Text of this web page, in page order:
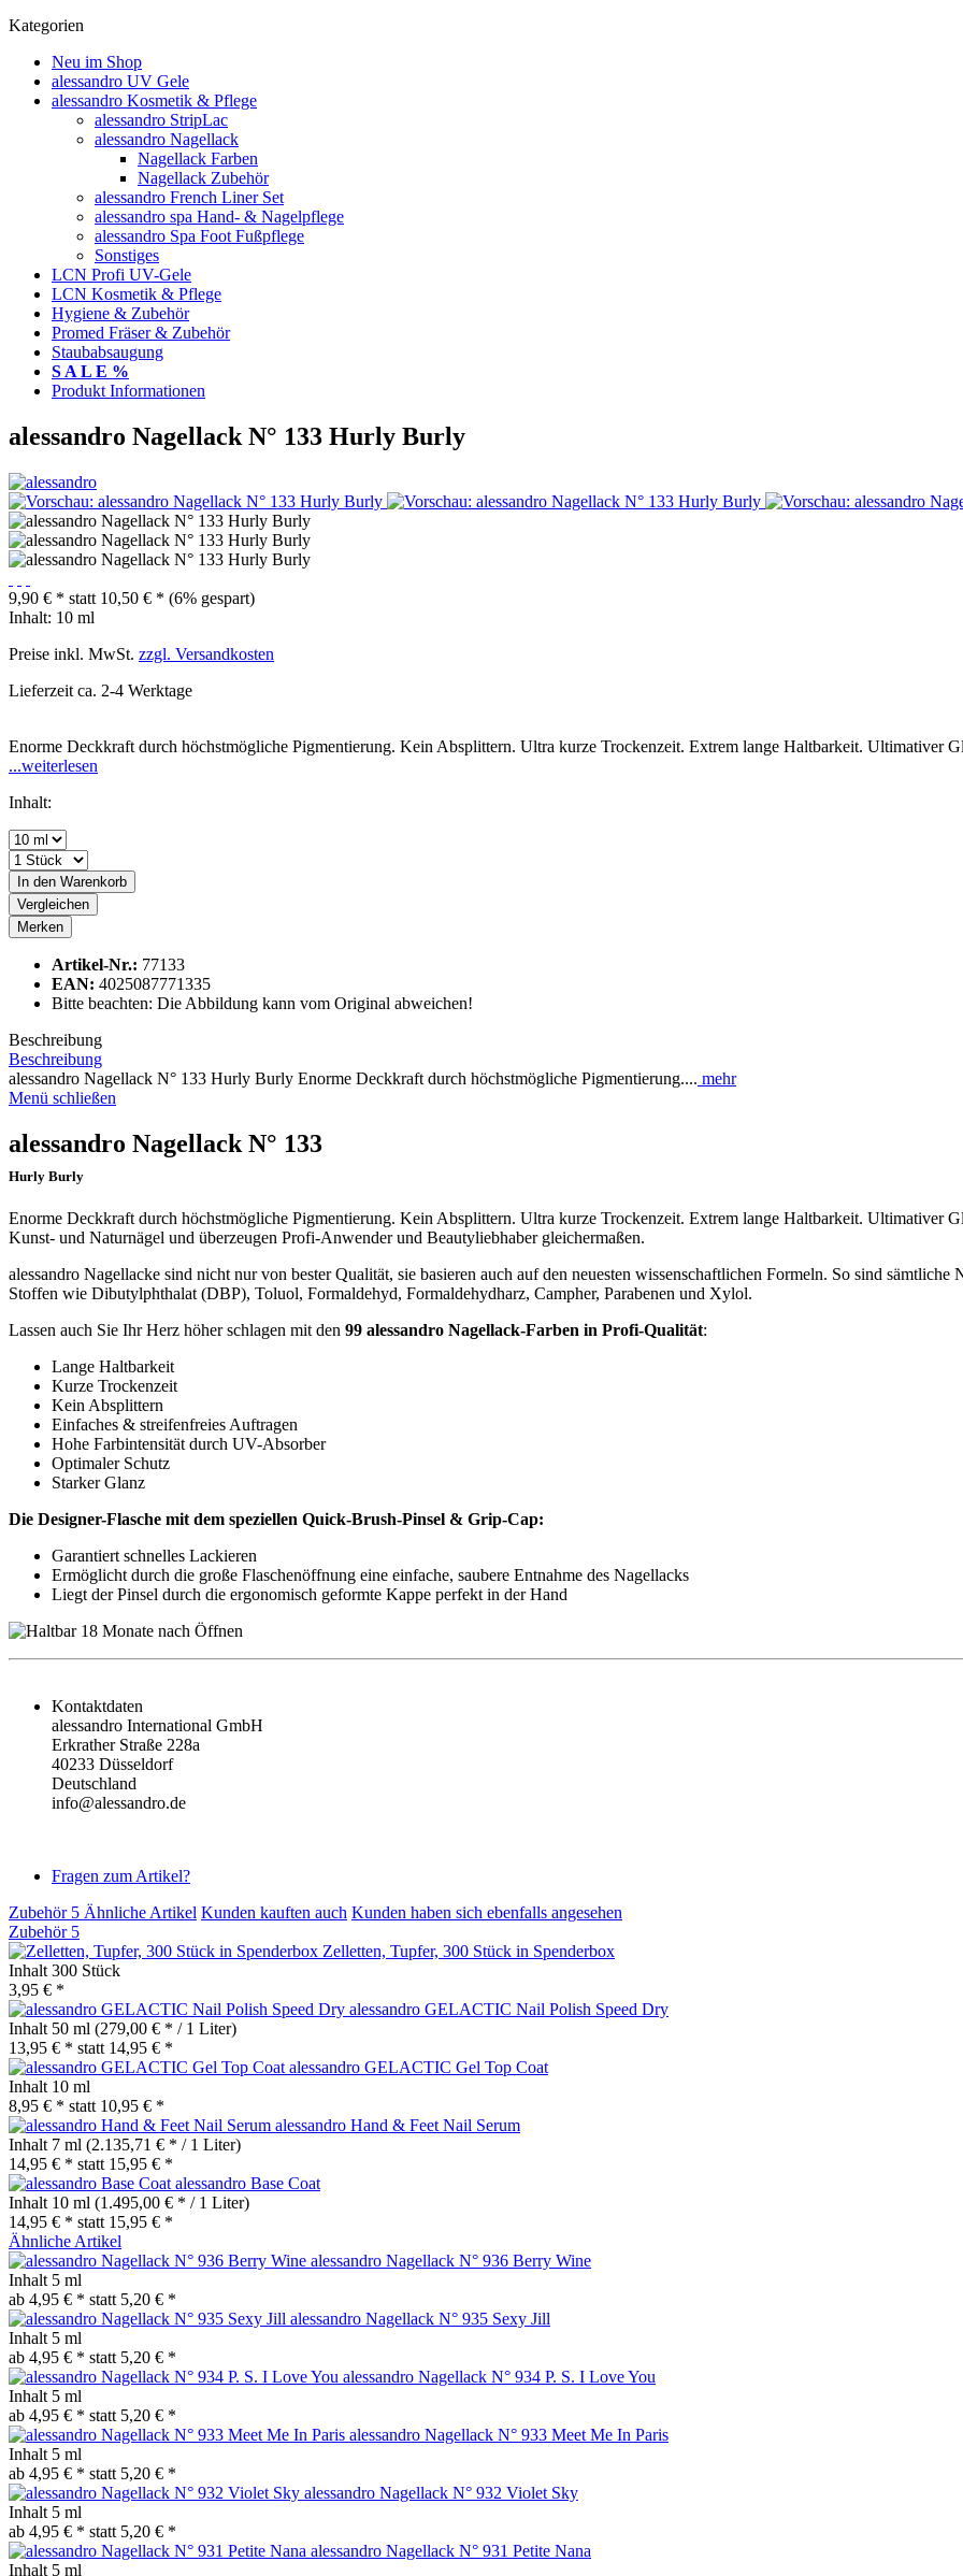
Kategorien
Neu im Shop
alessandro UV Gele
alessandro Kosmetik & Pflege
alessandro StripLac
alessandro Nagellack
Nagellack Farben
Nagellack Zubehör
alessandro French Liner Set
alessandro spa Hand- & Nagelpflege
alessandro Spa Foot Fußpflege
Sonstiges
LCN Profi UV-Gele
LCN Kosmetik & Pflege
Hygiene & Zubehör
Promed Fräser & Zubehör
Staubabsaugung
S A L E %
Produkt Informationen
alessandro Nagellack N° 133 Hurly Burly
9,90 € * statt 10,50 € * (6% gespart)
Inhalt: 10 ml
Preise inkl. MwSt. zzgl. Versandkosten
Lieferzeit ca. 2-4 Werktage
Enorme Deckkraft durch höchstmögliche Pigmentierung. Kein Absplittern. Ultra kurze Trockenzeit. Extrem lange Haltbarkeit. Ultimativer
...weiterlesen
Inhalt:
In den Warenkorb
Vergleichen
Merken
Artikel-Nr.: 77133
EAN: 4025087771335
Bitte beachten: Die Abbildung kann vom Original abweichen!
Beschreibung
Beschreibung
alessandro Nagellack N° 133 Hurly Burly Enorme Deckkraft durch höchstmögliche Pigmentierung.... mehr
Menü schließen
alessandro Nagellack N° 133
Hurly Burly
Enorme Deckkraft durch höchstmögliche Pigmentierung. Kein Absplittern. Ultra kurze Trockenzeit. Extrem lange Haltbarkeit. Ultimativer
Kunst- und Naturnägel und überzeugen Profi-Anwender und Beautyliebhaber gleichermaßen.
alessandro Nagellacke sind nicht nur von bester Qualität, sie basieren auch auf den neuesten wissenschaftlichen Formeln. So sind sämtliche
Stoffen wie Dibutylphthalat (DBP), Toluol, Formaldehyd, Formaldehydharz, Campher, Parabenen und Xylol.
Lassen auch Sie Ihr Herz höher schlagen mit den 99 alessandro Nagellack-Farben in Profi-Qualität:
Lange Haltbarkeit
Kurze Trockenzeit
Kein Absplittern
Einfaches & streifenfreies Auftragen
Hohe Farbintensität durch UV-Absorber
Optimaler Schutz
Starker Glanz
Die Designer-Flasche mit dem speziellen Quick-Brush-Pinsel & Grip-Cap:
Garantiert schnelles Lackieren
Ermöglicht durch die große Flaschenöffnung eine einfache, saubere Entnahme des Nagellacks
Liegt der Pinsel durch die ergonomisch geformte Kappe perfekt in der Hand
Kontaktdaten
alessandro International GmbH
Erkrather Straße 228a
40233 Düsseldorf
Deutschland
info@alessandro.de
Fragen zum Artikel?
Zubehör 5 Ähnliche Artikel Kunden kauften auch Kunden haben sich ebenfalls angesehen
Zubehör 5
Zelletten, Tupfer, 300 Stück in Spenderbox
Inhalt 300 Stück
3,95 € *
alessandro GELACTIC Nail Polish Speed Dry
Inhalt 50 ml (279,00 € * / 1 Liter)
13,95 € * statt 14,95 € *
alessandro GELACTIC Gel Top Coat
Inhalt 10 ml
8,95 € * statt 10,95 € *
alessandro Hand & Feet Nail Serum
Inhalt 7 ml (2.135,71 € * / 1 Liter)
14,95 € * statt 15,95 € *
alessandro Base Coat
Inhalt 10 ml (1.495,00 € * / 1 Liter)
14,95 € * statt 15,95 € *
Ähnliche Artikel
alessandro Nagellack N° 936 Berry Wine
Inhalt 5 ml
ab 4,95 € * statt 5,20 € *
alessandro Nagellack N° 935 Sexy Jill
Inhalt 5 ml
ab 4,95 € * statt 5,20 € *
alessandro Nagellack N° 934 P. S. I Love You
Inhalt 5 ml
ab 4,95 € * statt 5,20 € *
alessandro Nagellack N° 933 Meet Me In Paris
Inhalt 5 ml
ab 4,95 € * statt 5,20 € *
alessandro Nagellack N° 932 Violet Sky
Inhalt 5 ml
ab 4,95 € * statt 5,20 € *
alessandro Nagellack N° 931 Petite Nana
Inhalt 5 ml